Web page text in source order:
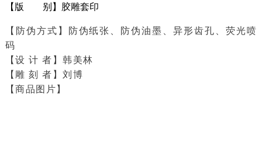
【 版 别 】胶雕套印
【 防伪方式 】防伪纸张、防伪油墨、异形齿孔、荧光喷
码
【设 计 者 】韩美林
【 雕 刻 者 】刘博
【商品图片】